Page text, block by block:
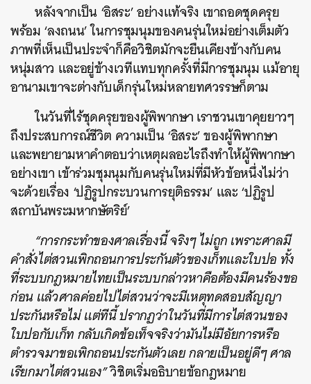
หลังจากเป็น ‘อิสระ’ อย่างแท้จริง เขาถอดชุดครุย
พร้อม ‘ลงถนน’ ในการชุมนุมของคนรุ่นใหม่อย่างเต็มตัว
ภาพที่เห็นเป็นประจำก็คือวิชิตมักจะยืนเคียงข้างกับคน
หนุ่มสาว และอยู่ข้างเวทีแทบทุกครั้งที่มีการชุมนุม แม้อายุ
อานามเขาจะต่างกับเด็กรุ่นใหม่หลายทศวรรษก็ตาม
ในวันที่ไร้ชุดครุยของผู้พิพากษา เราชวนเขาคุยยาวๆ
ถึงประสบการณ์ชีวิต ความเป็น ‘อิสระ’ ของผู้พิพากษา
และพยายามหาคำตอบว่าเหตุผลอะไรถึงทำให้ผู้พิพากษา
อย่างเขา เข้าร่วมชุมนุมกับคนรุ่นใหม่ที่มีหัวข้อหนึ่งไม่ว่า
จะด้วยเรื่อง ‘ปฏิรูปกระบวนการยุติธรรม’ และ ‘ปฏิรูป
สถาบันพระมหากษัตริย์’
“การกระทำของศาลเรื่องนี้ จริงๆ ไม่ถูก เพราะศาลมี
คำสั่งไต่สวนเพิกถอนการประกันตัวของเก็ทและใบปอ ทั้ง
ที่ระบบกฎหมายไทยเป็นระบบกล่าวหาคือต้องมีคนร้องขอ
ก่อน แล้วศาลค่อยไปไต่สวนว่าจะมีเหตุทดสอบสัญญา
ประกันหรือไม่ แต่ทีนี้ ปรากฏว่าในวันที่มีการไต่สวนของ
ใบปอกับเก็ท กลับเกิดข้อเท็จจริงว่ามันไม่มีอัยการหรือ
ตำรวจมาขอเพิกถอนประกันตัวเลย กลายเป็นอยู่ดีๆ ศาล
เรียกมาไต่สวนเอง”วิชิตเริ่มอธิบายข้อกฎหมาย